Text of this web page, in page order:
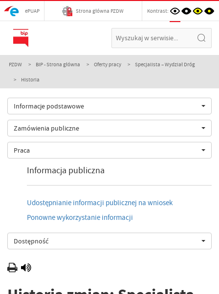
ePUAP Strona główna PZDW Kontrast:
PZDW BIP - Strona główna Oferty pracy Specjalista – Wydział Dróg
Historia
Informacje podstawowe
Zamówienia publiczne
Praca
Informacja publiczna
Udostępnianie informacji publicznej na wniosek
Ponowne wykorzystanie informacji
Dostępność